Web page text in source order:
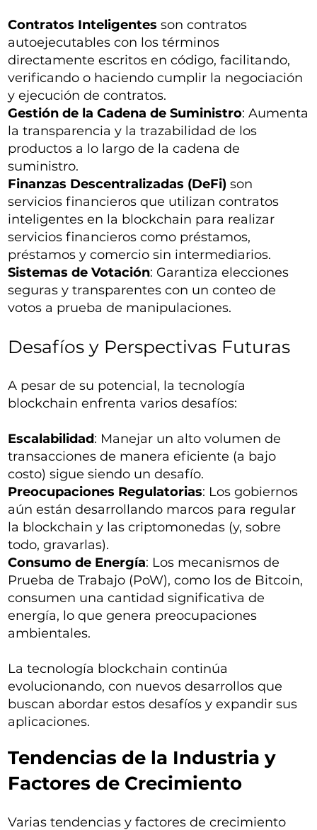
Contratos Inteligentes son contratos
autoejecutables con los términos
directamente escritos en código, facilitando,
verificando o haciendo cumplir la negociación
y ejecución de contratos.
Gestión de la Cadena de Suministro: Aumenta
la transparencia y la trazabilidad de los
productos a lo largo de la cadena de
suministro.
Finanzas Descentralizadas (DeFi) son
servicios financieros que utilizan contratos
inteligentes en la blockchain para realizar
servicios financieros como préstamos,
préstamos y comercio sin intermediarios.
Sistemas de Votación: Garantiza elecciones
seguras y transparentes con un conteo de
votos a prueba de manipulaciones.
Desafíos y Perspectivas Futuras
A pesar de su potencial, la tecnología
blockchain enfrenta varios desafíos:
Escalabilidad: Manejar un alto volumen de
transacciones de manera eficiente (a bajo
costo) sigue siendo un desafío.
Preocupaciones Regulatorias: Los gobiernos
aún están desarrollando marcos para regular
la blockchain y las criptomonedas (y, sobre
todo, gravarlas).
Consumo de Energía: Los mecanismos de
Prueba de Trabajo (PoW), como los de Bitcoin,
consumen una cantidad significativa de
energía, lo que genera preocupaciones
ambientales.
La tecnología blockchain continúa
evolucionando, con nuevos desarrollos que
buscan abordar estos desafíos y expandir sus
aplicaciones.
Tendencias de la Industria y
Factores de Crecimiento
Varias tendencias y factores de crecimiento